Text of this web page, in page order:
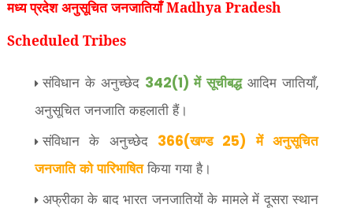
मध्य प्रदेश अनुसूचित जनजातियाँ Madhya Pradesh
Scheduled Tribes
संविधान के अनुच्छेद 342(1)में सूचीबद्धआदिम जातियाँ,
अनुसूचित जनजाति कहलाती हैं।
संविधान के अनुच्छेद 366(खण्ड 25)में अनुसूचित
जनजाति को पारिभाषितकिया गया है।
अफ्रीका के बाद भारत जनजातियों के मामले में दूसरा स्थान